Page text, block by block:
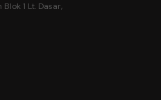
1 Lt. Dasar,